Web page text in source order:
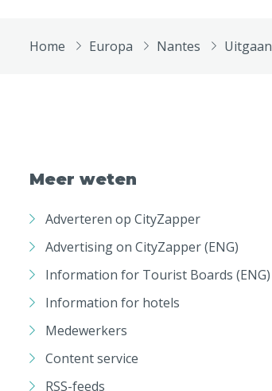
Home Europa Nantes Uitgaan
Meer weten
Adverteren op CityZapper
Advertising on CityZapper (ENG)
Information for Tourist Boards (ENG)
Information for hotels
Medewerkers
Content service
RSS-feeds